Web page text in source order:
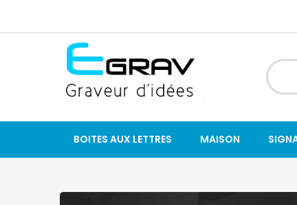
BOITES AUX LETTRES MAISON